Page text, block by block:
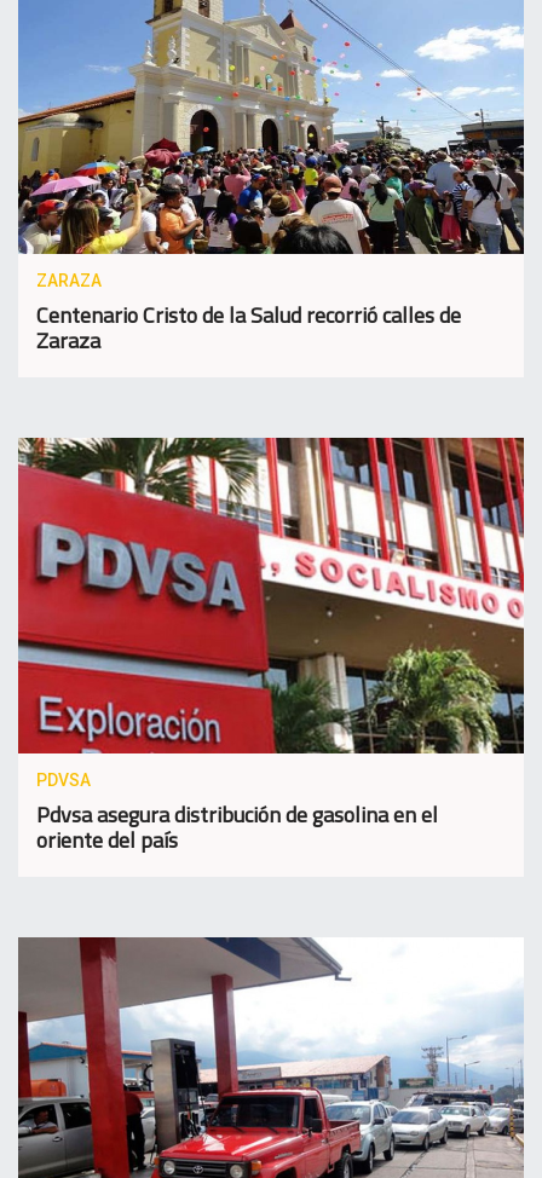
ZARAZA
Centenario Cristo de la Salud recorrió calles de
Zaraza
PDVSA
Pdvsa asegura distribución de gasolina en el
oriente del país